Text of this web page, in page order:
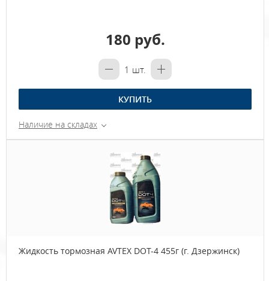
180 руб.
1 шт.
КУПИТЬ
Наличие на складах
Жидкость тормозная AVTEX DOT-4 455г (г. Дзержинск)